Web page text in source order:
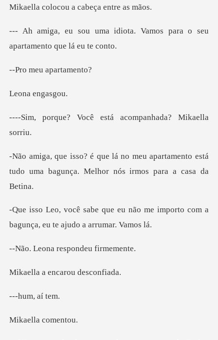
cou a cabeça
iota. Vamos para o seu
apar
eu apar
enga
ocê está acompanha
apartamento está
tudo uma bagunça. M
não me importo com a
bagunça,
a respondeu
encarou d
m, aí
la com